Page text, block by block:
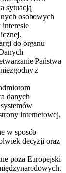
sytuacją
osobowych
interesie
do organu
Państwa
z
danych
internetowej,
w sposób
decyzji oraz
poza Europejski